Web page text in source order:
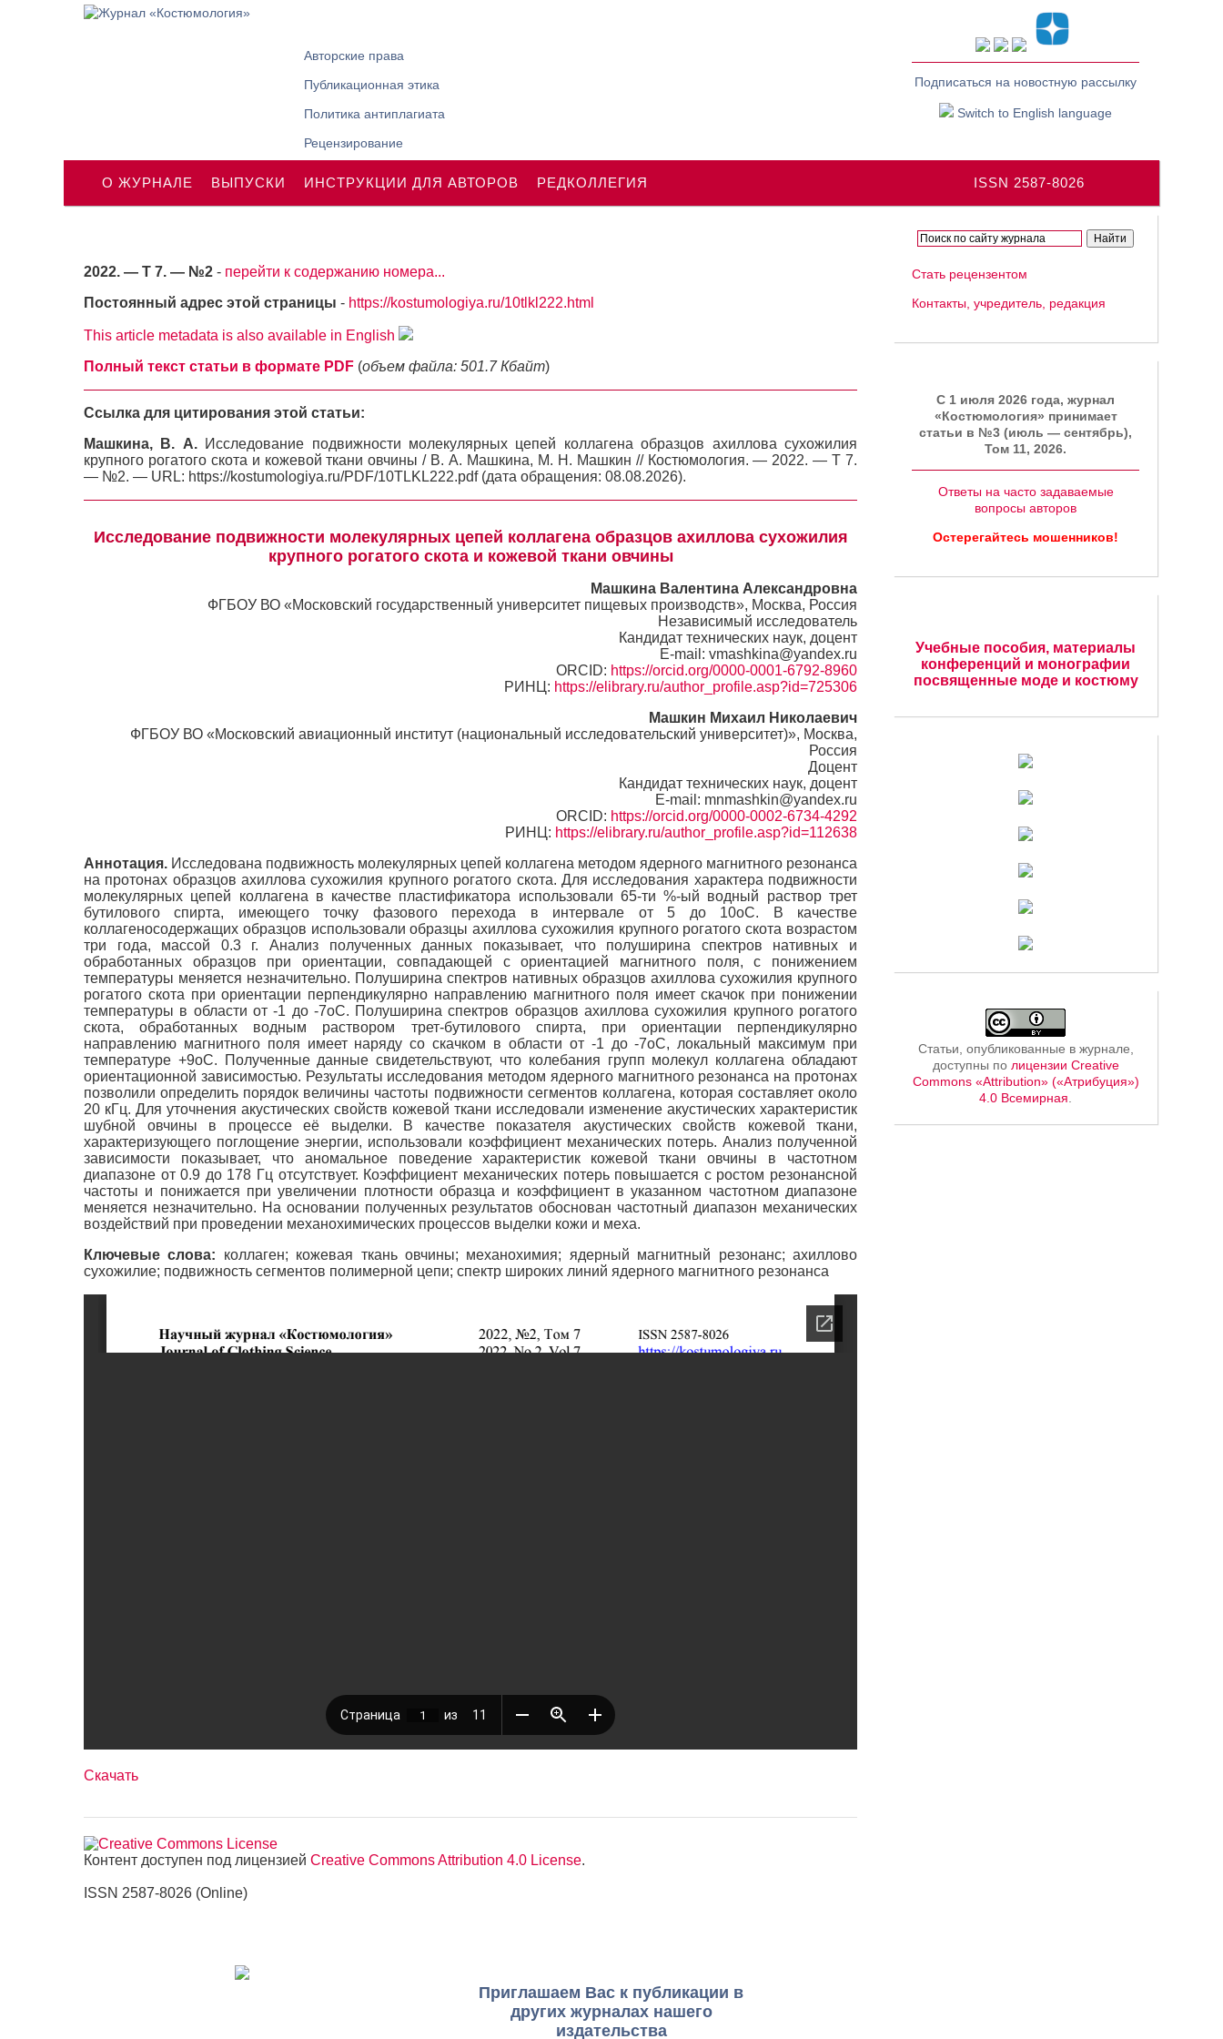
Авторские права
Публикационная этика
Политика антиплагиата
Рецензирование
Подписаться на новостную рассылку
Switch to English language
ISSN 2587-8026
О ЖУРНАЛЕ ВЫПУСКИ ИНСТРУКЦИИ ДЛЯ АВТОРОВ РЕДКОЛЛЕГИЯ
2022. — Т 7. — №2 - перейти к содержанию номера...
Постоянный адрес этой страницы - https://kostumologiya.ru/10tlkl222.html
This article metadata is also available in English
Полный текст статьи в формате PDF (объем файла: 501.7 Кбайт)
Ссылка для цитирования этой статьи:
Машкина, В. А.Исследование подвижности молекулярных цепей коллагена образцов ахиллова сухожилия
крупного рогатого скота и кожевой ткани овчины / В. А. Машкина, М. Н. Машкин // Костюмология. — 2022. — Т 7.
— №2. — URL: https://kostumologiya.ru/PDF/10TLKL222.pdf (дата обращения: 08.08.2026).
Исследование подвижности молекулярных цепей коллагена образцов ахиллова сухожилия
крупного рогатого скота и кожевой ткани овчины
Машкина Валентина Александровна
ФГБОУ ВО «Московский государственный университет пищевых производств», Москва, Россия
Независимый исследователь
Кандидат технических наук, доцент
E-mail: vmashkina@yandex.ru
ORCID: https://orcid.org/0000-0001-6792-8960
РИНЦ: https://elibrary.ru/author_profile.asp?id=725306
Машкин Михаил Николаевич
ФГБОУ ВО «Московский авиационный институт (национальный исследовательский университет)», Москва,
Россия
Доцент
Кандидат технических наук, доцент
E-mail: mnmashkin@yandex.ru
ORCID: https://orcid.org/0000-0002-6734-4292
РИНЦ: https://elibrary.ru/author_profile.asp?id=112638
Аннотация. Исследована подвижность молекулярных цепей коллагена методом ядерного магнитного резонанса
на протонах образцов ахиллова сухожилия крупного рогатого скота. Для исследования характера подвижности
молекулярных цепей коллагена в качестве пластификатора использовали 65-ти %-ый водный раствор трет
бутилового спирта, имеющего точку фазового перехода в интервале от 5 до 10оС. В качестве
коллагеносодержащих образцов использовали образцы ахиллова сухожилия крупного рогатого скота возрастом
три года, массой 0.3 г. Анализ полученных данных показывает, что полуширина спектров нативных и
обработанных образцов при ориентации, совпадающей с ориентацией магнитного поля, с понижением
температуры меняется незначительно. Полуширина спектров нативных образцов ахиллова сухожилия крупного
рогатого скота при ориентации перпендикулярно направлению магнитного поля имеет скачок при понижении
температуры в области от -1 до -7оС. Полуширина спектров образцов ахиллова сухожилия крупного рогатого
скота, обработанных водным раствором трет-бутилового спирта, при ориентации перпендикулярно
направлению магнитного поля имеет наряду со скачком в области от -1 до -7оС, локальный максимум при
температуре +9оС. Полученные данные свидетельствуют, что колебания групп молекул коллагена обладают
ориентационной зависимостью. Результаты исследования методом ядерного магнитного резонанса на протонах
позволили определить порядок величины частоты подвижности сегментов коллагена, которая составляет около
20 кГц. Для уточнения акустических свойств кожевой ткани исследовали изменение акустических характеристик
шубной овчины в процессе её выделки. В качестве показателя акустических свойств кожевой ткани,
характеризующего поглощение энергии, использовали коэффициент механических потерь. Анализ полученной
зависимости показывает, что аномальное поведение характеристик кожевой ткани овчины в частотном
диапазоне от 0.9 до 178 Гц отсутствует. Коэффициент механических потерь повышается с ростом резонансной
частоты и понижается при увеличении плотности образца и коэффициент в указанном частотном диапазоне
меняется незначительно. На основании полученных результатов обоснован частотный диапазон механических
воздействий при проведении механохимических процессов выделки кожи и меха.
Ключевые слова: коллаген; кожевая ткань овчины; механохимия; ядерный магнитный резонанс; ахиллово
сухожилие; подвижность сегментов полимерной цепи; спектр широких линий ядерного магнитного резонанса
Скачать
Контент доступен под лицензией Creative Commons Attribution 4.0 License.
ISSN 2587-8026 (Online)
Стать рецензентом
Контакты, учредитель, редакция
C 1 июля 2026 года, журнал
«Костюмология» принимает
статьи в №3 (июль — сентябрь),
Том 11, 2026.
Ответы на часто задаваемые
вопросы авторов
Остерегайтесь мошенников!
Учебные пособия, материалы
конференций и монографии
посвященные моде и костюму
Статьи, опубликованные в журнале,
доступны по лицензии Creative
Commons «Attribution» («Атрибуция»)
4.0 Всемирная
Приглашаем Вас к публикации в
других журналах нашего
издательства